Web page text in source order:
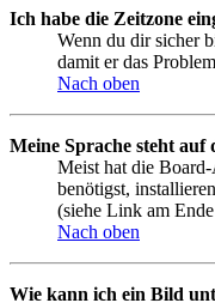
Ich habe die Zeitzone
Wenn du dir sicher
damit er das
Nach oben
Meine Sprache steht
Meist hat die
benötigst,
(siehe Link am
Nach oben
Wie kann ich ein Bild